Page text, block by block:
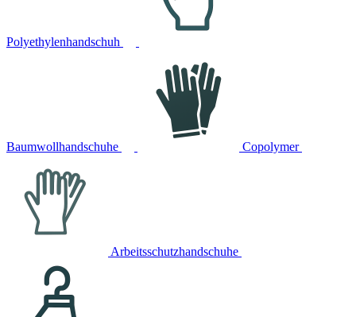
Polyethylenhandschuh
Baumwollhandschuhe Copolymer
Arbeitsschutzhandschuhe